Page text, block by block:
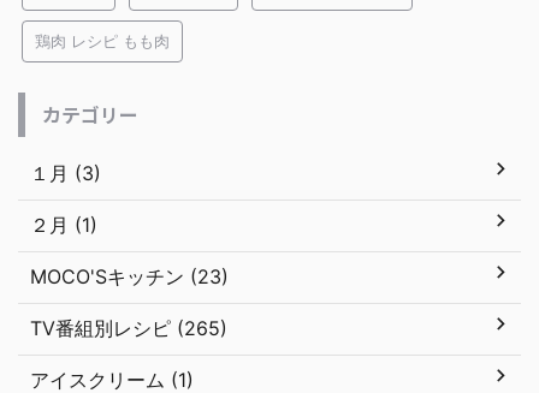
鶏肉 レシピ もも肉
カテゴリー
１月 (3)
２月 (1)
MOCO'Sキッチン (23)
TV番組別レシピ (265)
アイスクリーム (1)